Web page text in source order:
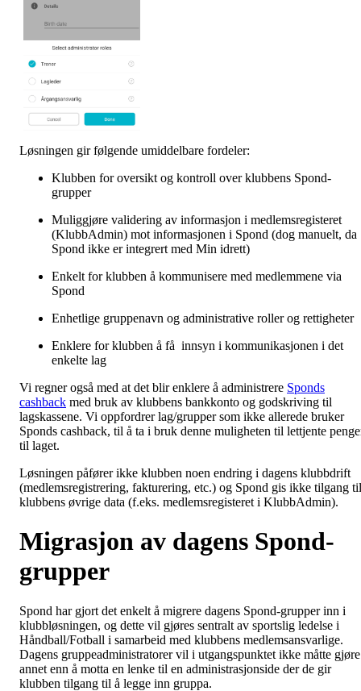
Løsningen gir følgende umiddelbare fordeler:
Klubben for oversikt og kontroll over klubbens Spond-
grupper
Muliggjøre validering av informasjon i medlemsregisteret
(KlubbAdmin) mot informasjonen i Spond (dog manuelt, da
Spond ikke er integrert med Min idrett)
Enkelt for klubben å kommunisere med medlemmene via
Spond
Enhetlige gruppenavn og administrative roller og rettigheter
Enklere for klubben å få innsyn i kommunikasjonen i det
enkelte lag
Vi regner også med at det blir enklere å administrere Sponds
cashback med bruk av klubbens bankkonto og godskriving til
lagskassene. Vi oppfordrer lag/grupper som ikke allerede bruker
Sponds cashback, til å ta i bruk denne muligheten til lettjente
til laget.
Løsningen påfører ikke klubben noen endring i dagens klubbdrift
(medlemsregistrering, fakturering, etc.) og Spond gis ikke tilgang til
klubbens øvrige data (f.eks. medlemsregisteret i KlubbAdmin).
Migrasjon av dagens Spond-
grupper
Spond har gjort det enkelt å migrere dagens Spond-grupper inn i
klubbløsningen, og dette vil gjøres sentralt av sportslig ledelse i
Håndball/Fotball i samarbeid med klubbens medlemsansvarlige.
Dagens gruppeadministratorer vil i utgangspunktet ikke måtte gjøre
annet enn å motta en lenke til en administrasjonside der de gir
klubben tilgang til å legge inn gruppa.